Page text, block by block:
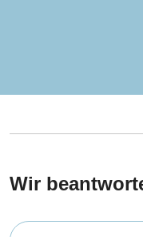
Wir